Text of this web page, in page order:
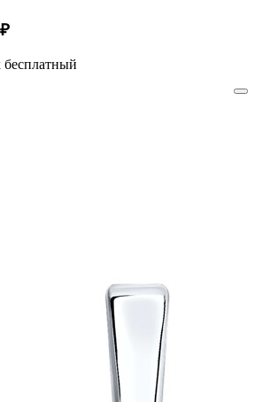
бесплатный